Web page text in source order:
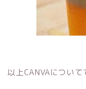
以上CANVAについて